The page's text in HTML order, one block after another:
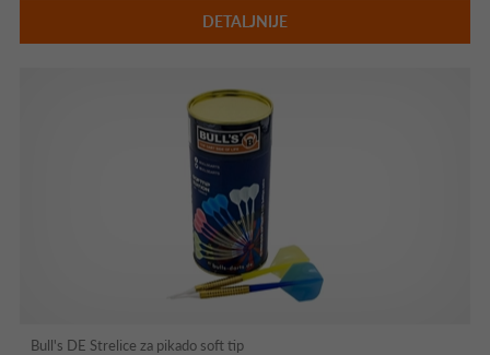
DETALJNIJE
Bull's DE Strelice za pikado soft tip